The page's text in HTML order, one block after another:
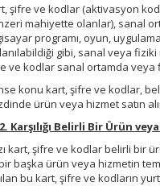
şifre ve kodlar (aktivasyon
mahiyette olanlar), sanal
programı, oyun,
gibi, sanal veya
ve kodlar sanal ortamda veya
konu kart, şifre ve kodlar,
ürün veya hizmet satın
Karşılığı Belirli Bir Ürün
kart, şifre ve kodlar belirli bir
başka ürün veya hizmetin
bu kart, şifre ve kodların yurt